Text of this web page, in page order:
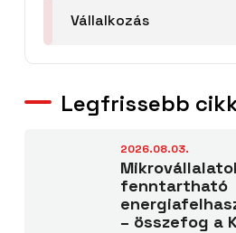
Vállalkozás
Legfrissebb
2026.08.03.
fenntartható
– összefog a